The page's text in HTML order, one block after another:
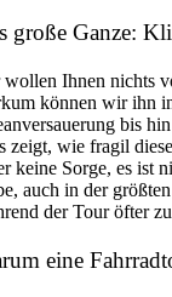
große Ganze:
Ihnen nichts
können wir ihn
bis
zeigt, wie fragil
keine Sorge, es ist
auch in der
der Tour öfter
eine